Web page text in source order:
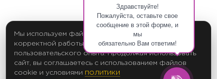
Здравствуйте!
Пожалуйста, оставьте свое
сообщение в этой форме, и
мы
обязательно Вам ответим!
Мы используем файлы cookie для обеспечения
корректной работы сайта и улучшения
пользовательского опыта. Продолжая использовать
сайт, вы соглашаетесь с использованием файлов
cookie и условиями политики